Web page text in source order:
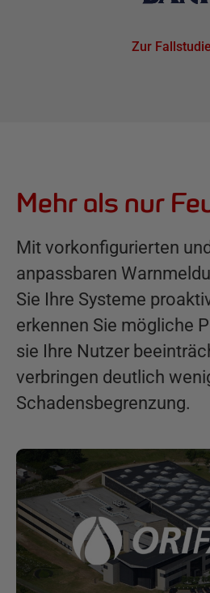
Zur Fallstudie
Mehr als nur
Mit vorkonfigurierten
anpassbaren
Sie Ihre Systeme
erkennen Sie mögliche
sie Ihre Nutzer
verbringen deutlich
Schadensbegrenzung.